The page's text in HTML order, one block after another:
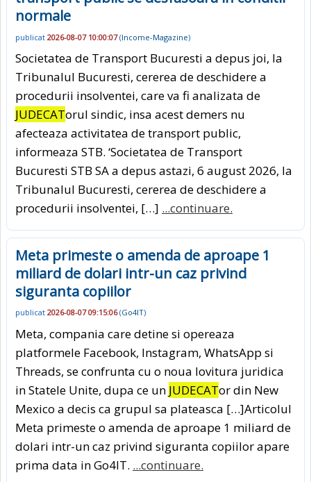
normale
publicat 2026-08-07 10:00:07(Income-Magazine)
Societatea de Transport Bucuresti a depus joi, la
Tribunalul Bucuresti, cererea de deschidere a
procedurii insolventei, care va fi analizata de
JUDECATorul sindic, insa acest demers nu
afecteaza activitatea de transport public,
informeaza STB. ‘Societatea de Transport
Bucuresti STB SA a depus astazi, 6 august 2026, la
Tribunalul Bucuresti, cererea de deschidere a
procedurii insolventei, […] ...continuare.
Meta primeste o amenda de aproape 1
miliard de dolari intr-un caz privind
siguranta copiilor
publicat 2026-08-07 09:15:06(Go4IT)
Meta, compania care detine si opereaza
platformele Facebook, Instagram, WhatsApp si
Threads, se confrunta cu o noua lovitura juridica
in Statele Unite, dupa ce un JUDECATor din New
Mexico a decis ca grupul sa plateasca […]Articolul
Meta primeste o amenda de aproape 1 miliard de
dolari intr-un caz privind siguranta copiilor apare
prima data in Go4IT. ...continuare.